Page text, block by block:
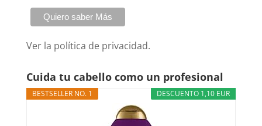
Ver la política de privacidad.
Cuida tu cabello como un profesional
DESCUENTO 1,10 EUR
BESTSELLER NO. 1